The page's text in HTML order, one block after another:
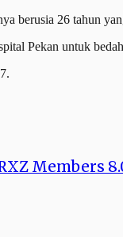
berusia 26 tahun
Pekan untuk
Members